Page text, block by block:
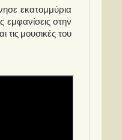
εκατομμύρια
εμφανίσεις στην
μουσικές του